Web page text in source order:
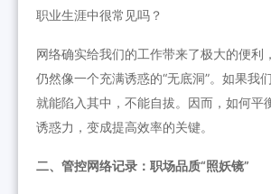
职业生涯中很常见吗？
网络确实给我们的工作带来了极大的便利
仍然像一个充满诱惑的“无底洞”。如果我
就能陷入其中，不能自拔。因而，如何平
诱惑力，变成提高效率的关键。
二、管控网络记录：职场品质“照妖镜”